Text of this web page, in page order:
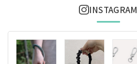
INSTAGRAM